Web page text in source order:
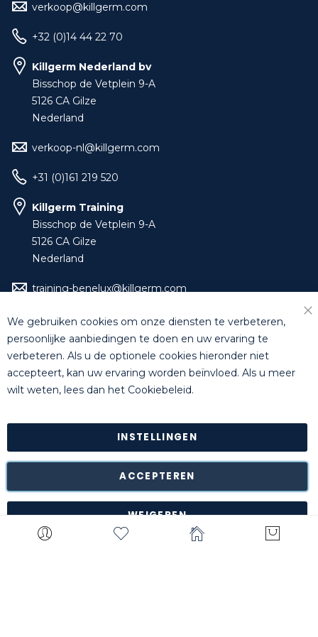
verkoop@killgerm.com
+32 (0)14 44 22 70
Killgerm Nederland bv
Bisschop de Vetplein 9-A
5126 CA Gilze
Nederland
verkoop-nl@killgerm.com
+31 (0)161 219 520
Killgerm Training
Bisschop de Vetplein 9-A
5126 CA Gilze
Nederland
training-benelux@killgerm.com
+32 (0)14 44 22 79
© Killgerm Group Ltd. All rights reserved |
Retour van goederen is mogelijk* binnen de 14 dagen na
ontvangstdatum in de originele onbeschadigde verpakking
naar ons magazijn te Turnhout (België).
*met uitzondering van bepaalde producten zoals
We gebruiken cookies om onze diensten te verbeteren,
persoonlijke aanbiedingen te doen en uw ervaring te
verbeteren. Als u de optionele cookies hieronder niet
accepteert, kan uw ervaring worden beïnvloed. Als u meer
wilt weten, lees dan het Cookiebeleid.
ACCEPTEREN
INSTELLINGEN
WEIGEREN